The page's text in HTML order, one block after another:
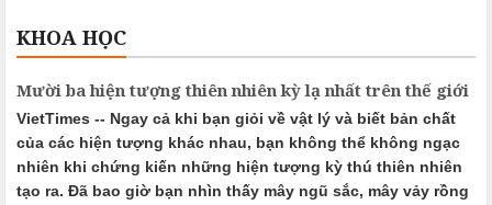
KHOA HỌC
Mười ba hiện tượng thiên nhiên kỳ lạ nhất trên thế giới
VietTimes -- Ngay cả khi bạn giỏi về vật lý và biết bản chất
của các hiện tượng khác nhau, bạn không thể không ngạc
nhiên khi chứng kiến những hiện tượng kỳ thú thiên nhiên
tạo ra. Đã bao giờ bạn nhìn thấy mây ngũ sắc, mây vảy rồng